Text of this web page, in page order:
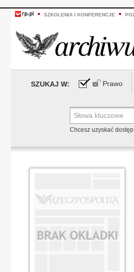
SZKOLENIA I KONFERENCJE
SZUKAJ W: Prawo
Chcesz uzyskać